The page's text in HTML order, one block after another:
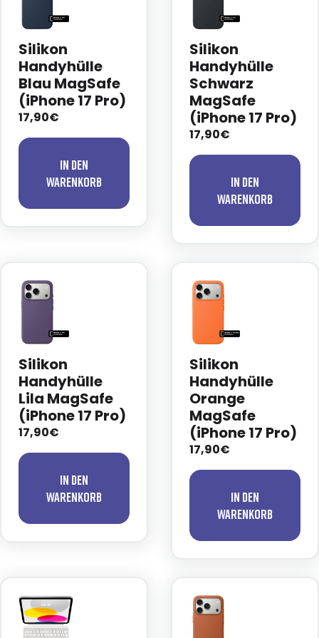
Silikon
Handyhülle
Blau MagSafe
(iPhone 17 Pro)
17,90€
In den
Warenkorb
Silikon
Handyhülle
Schwarz
MagSafe
(iPhone 17 Pro)
17,90€
In den
Warenkorb
Silikon
Handyhülle
Lila MagSafe
(iPhone 17 Pro)
17,90€
In den
Warenkorb
Silikon
Handyhülle
Orange
MagSafe
(iPhone 17 Pro)
17,90€
In den
Warenkorb